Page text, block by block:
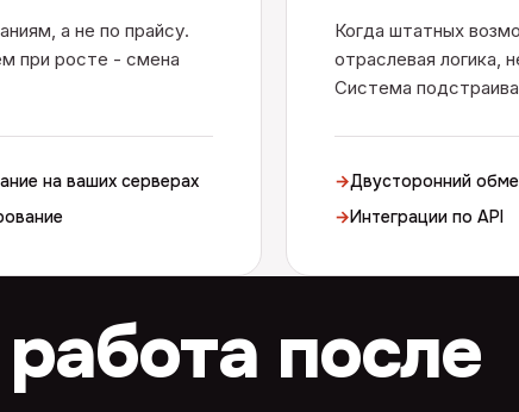
а не по прайсу.
при росте - смена
на ваших серверах
Когда штатных
отраслевая логика,
Система
→Двусторонний
→Интеграции по API
после